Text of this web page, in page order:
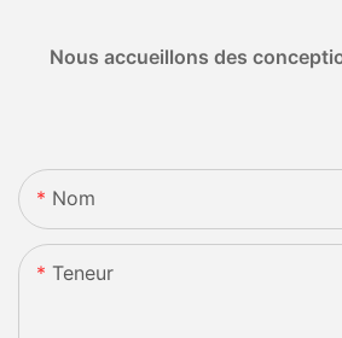
Nous accueillons des
Nom
Teneur